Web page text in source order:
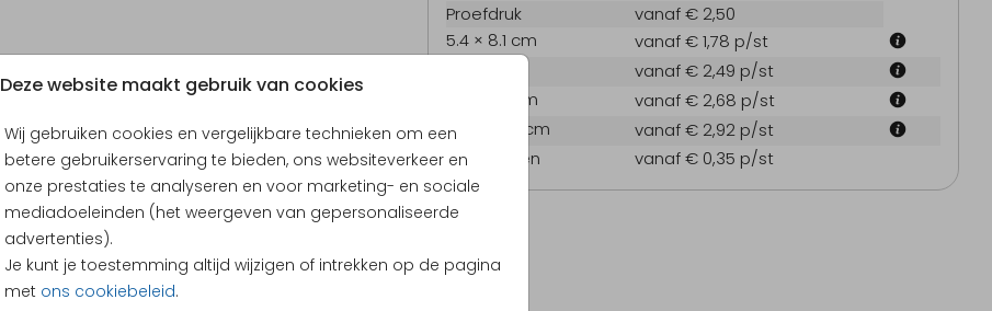
Deze website maakt gebruik van cookies
Wij gebruiken cookies en vergelijkbare technieken om een
betere gebruikerservaring te bieden, ons websiteverkeer en
onze prestaties te analyseren en voor marketing- en sociale
mediadoeleinden (het weergeven van gepersonaliseerde
advertenties).
Je kunt je toestemming altijd wijzigen of intrekken op de pagina
met ons cookiebeleid.
Babyborrelboek Babyborrelboek
Proefdruk
vanaf € 2,50
5.4 × 8.1 cm
vanaf € 1,78 p/st
vanaf € 2,49 p/st
11.4 × 17.1 cm
vanaf € 2,68 p/st
14.4 × 21.6 cm
vanaf € 2,92 p/st
Enveloppen
vanaf € 0,35 p/st